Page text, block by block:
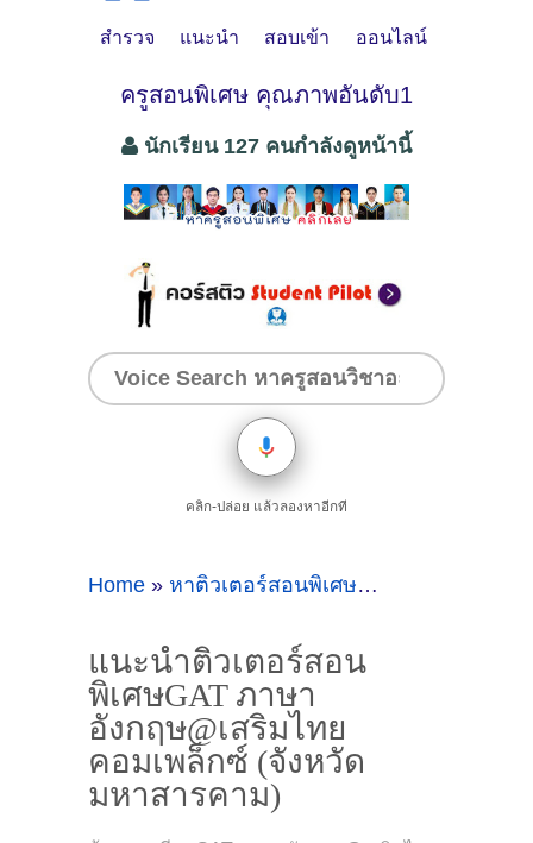
สำรวจ แนะนำ สอบเข้า ออนไลน์
ครูสอนพิเศษ คุณภาพอันดับ1
นักเรียน 127 คนกำลังดูหน้านี้
คลิก-ปล่อย แล้วลองหาอีกที
Home » หาติวเตอร์สอนพิเศษวิชาGATภาษาอังกฤษที่เสริมไทยคอมเพล็กซ์
แนะนำติวเตอร์สอน
พิเศษGAT ภาษา
อังกฤษ@เสริมไทย
คอมเพล็กซ์ (จังหวัด
มหาสารคาม)